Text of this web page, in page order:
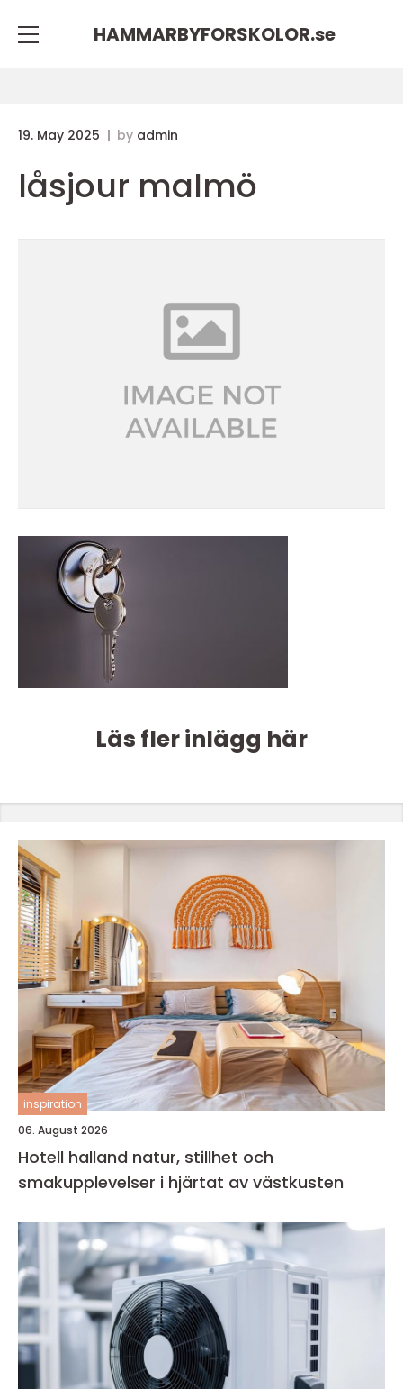
HAMMARBYFORSKOLOR.se
19. May 2025 by admin
låsjour malmö
Läs fler inlägg här
inspiration
06. August 2026
Hotell halland natur, stillhet och
smakupplevelser i hjärtat av västkusten